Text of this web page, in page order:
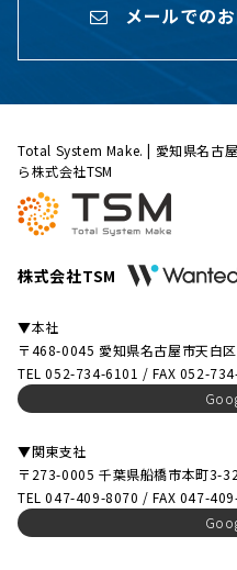
メールでの
Total System Make. | 愛知県名古
ら株式会社TSM
株式会社TSM
▼本社
〒468-0045 愛知県名古屋市天白
TEL 052-734-6101 / FAX 052-
▼関東支社
〒273-0005 千葉県船橋市本町3-
TEL 047-409-8070 / FAX 047-